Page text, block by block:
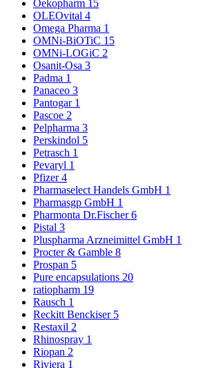
Oekopharm 15
OLEOvital 4
Omega Pharma 1
OMNi-BiOTiC 15
OMNi-LOGiC 2
Osanit-Osa 3
Padma 1
Panaceo 3
Pantogar 1
Pascoe 2
Pelpharma 3
Perskindol 5
Petrasch 1
Pevaryl 1
Pfizer4
Pharmaselect Handels GmbH 1
Pharmasgp GmbH 1
Pharmonta Dr.Fischer6
Pistal 3
Pluspharma Arzneimittel GmbH 1
Procter & Gamble 8
Prospan 5
Pure encapsulations 20
ratiopharm 19
Rausch 1
Reckitt Benckiser 5
Restaxil 2
Rhinospray 1
Riopan 2
Riviera 1